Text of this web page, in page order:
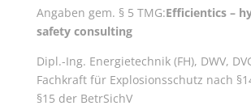
Angaben gem. § 5 TMG:Efficientics –
safety consulting
Dipl.-Ing. Energietechnik (FH), DWV,
Fachkraft für Explosionsschutz nach
§15 der BetrSichV